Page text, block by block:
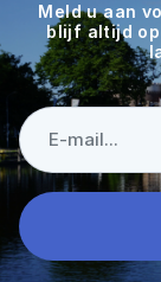
Meld u aan
blijf altijd op